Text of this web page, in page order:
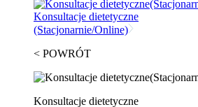
Konsultacje dietetyczne
(Stacjonarnie/Online)
< POWRÓT
Konsultacje dietetyczne